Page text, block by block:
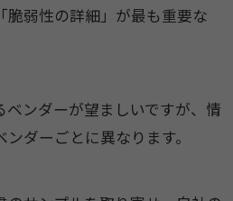
脆弱性の詳細」が最も重要な
ベンダーが望ましいですが、情
ダーごとに異なります。